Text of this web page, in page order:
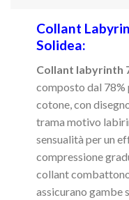
Collant
Solidea:
Collant labyrinth
composto dal 78%
cotone, con
trama motivo
sensualità per un
compressione
collant
assicurano gambe